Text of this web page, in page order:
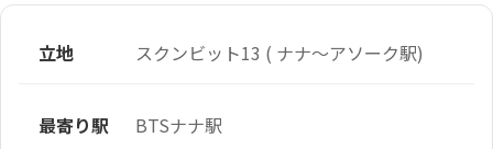
立地 スクンビット13 ( ナナ～アソーク駅)
最寄り駅 BTSナナ駅